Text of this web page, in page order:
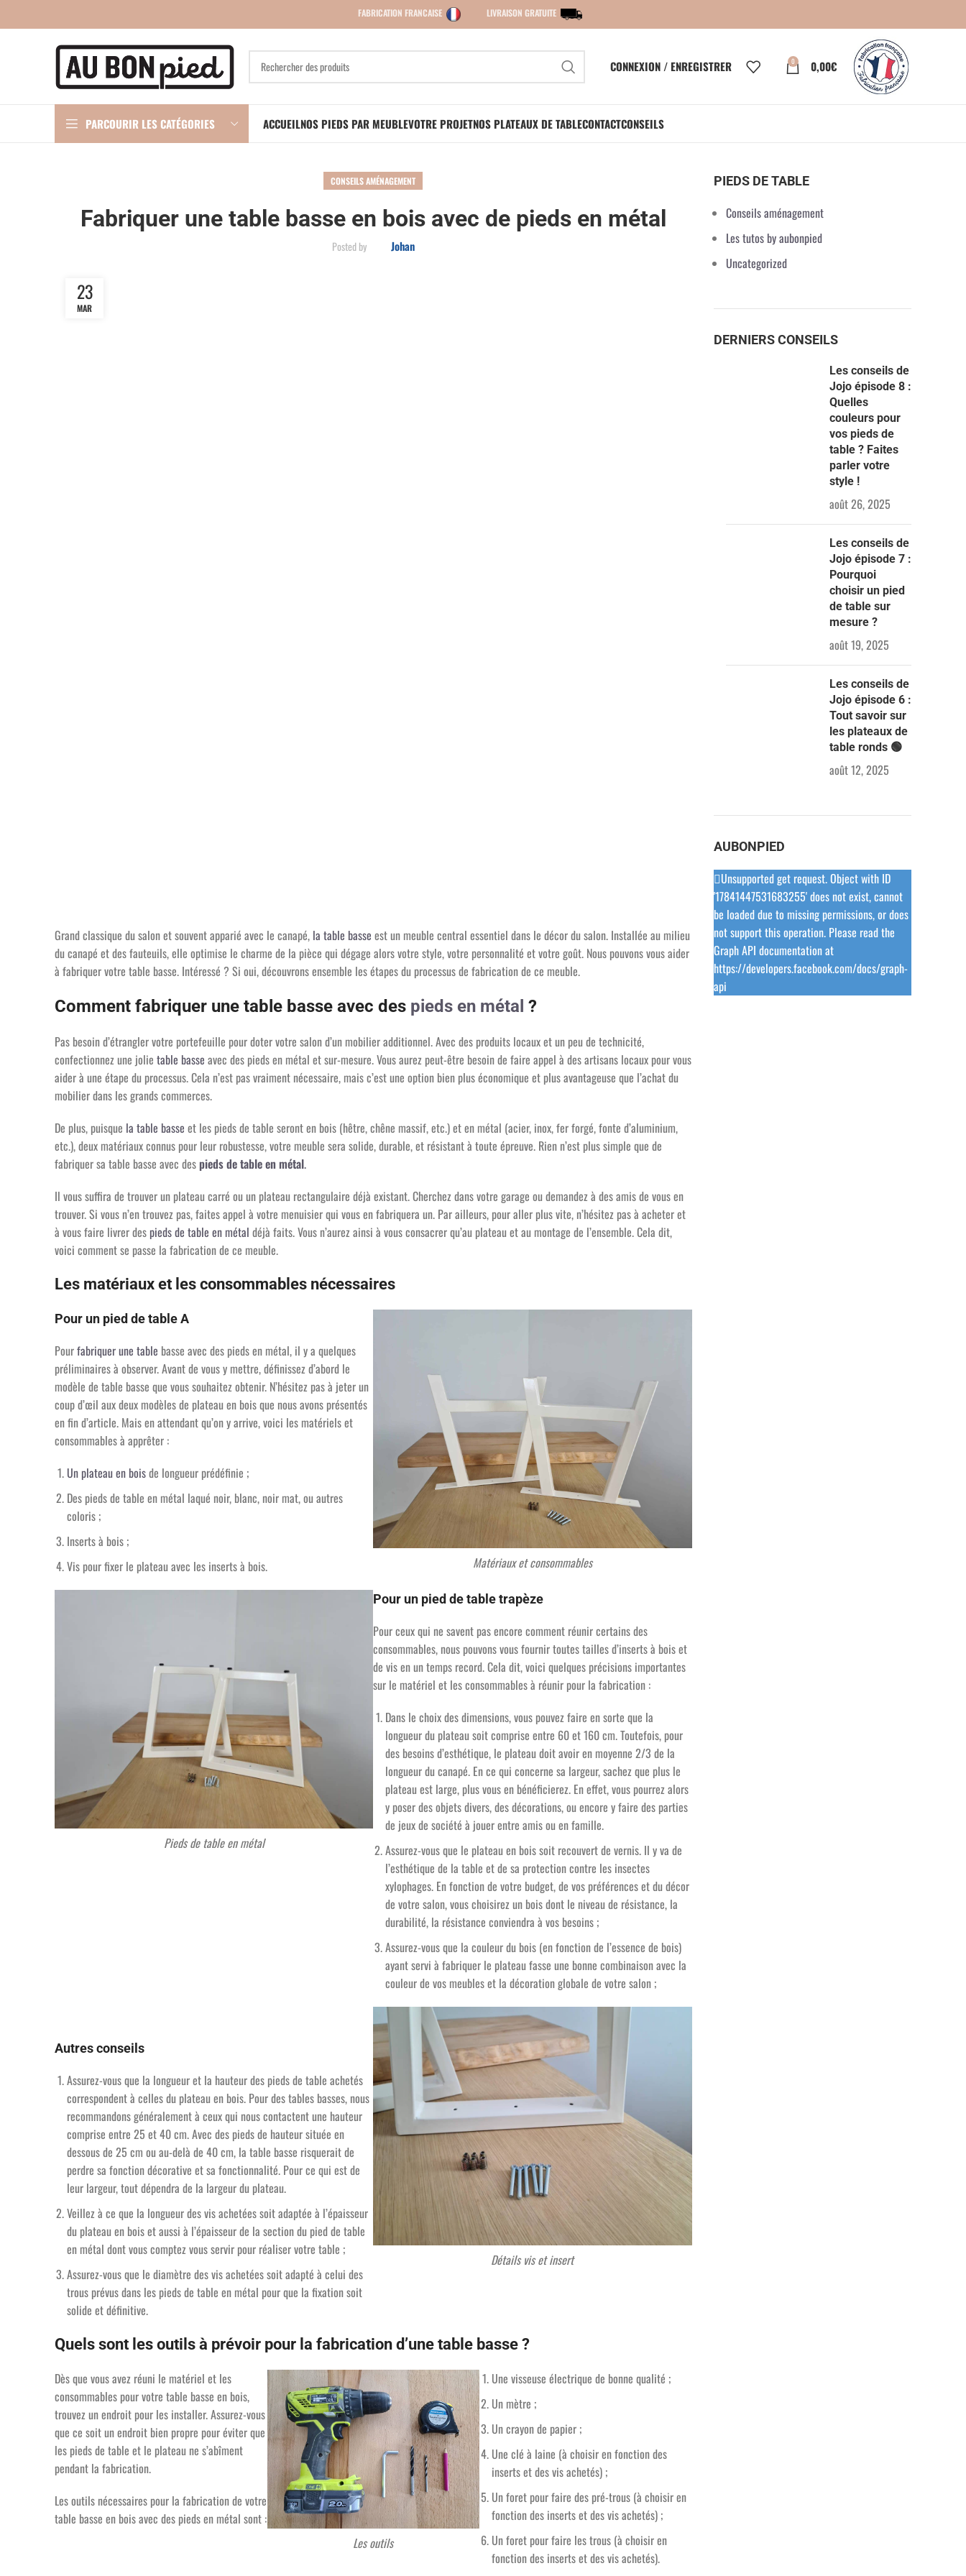
FABRICATION FRANCAISE LIVRAISON GRATUITE
CONNEXION / ENREGISTRER 0 0,00€
PARCOURIR LES CATÉGORIES ACCUEILNOS PIEDS PAR MEUBLEVOTRE PROJETNOS PLATEAUX DE TABLECONTACTCONSEILS
CONSEILS AMÉNAGEMENT
Fabriquer une table basse en bois avec de pieds en métal
Posted by Johan
23
MAR
Grand classique du salon et souvent apparié avec le canapé, la table basse est un meuble central essentiel dans le décor du salon. Installée au milieu
du canapé et des fauteuils, elle optimise le charme de la pièce qui dégage alors votre style, votre personnalité et votre goût. Nous pouvons vous aider
à fabriquer votre table basse. Intéressé ? Si oui, découvrons ensemble les étapes du processus de fabrication de ce meuble.
Comment fabriquer une table basse avec des pieds en métal ?
Pas besoin d’étrangler votre portefeuille pour doter votre salon d’un mobilier additionnel. Avec des produits locaux et un peu de technicité,
confectionnez une jolie table basse avec des pieds en métal et sur-mesure. Vous aurez peut-être besoin de faire appel à des artisans locaux pour vous
aider à une étape du processus. Cela n’est pas vraiment nécessaire, mais c’est une option bien plus économique et plus avantageuse que l’achat du
mobilier dans les grands commerces.
De plus, puisque la table basse et les pieds de table seront en bois (hêtre, chêne massif, etc.) et en métal (acier, inox, fer forgé, fonte d’aluminium,
etc.), deux matériaux connus pour leur robustesse, votre meuble sera solide, durable, et résistant à toute épreuve. Rien n’est plus simple que de
fabriquer sa table basse avec despieds de table en métal.
Il vous suffira de trouver un plateau carré ou un plateau rectangulaire déjà existant. Cherchez dans votre garage ou demandez à des amis de vous en
trouver. Si vous n’en trouvez pas, faites appel à votre menuisier qui vous en fabriquera un. Par ailleurs, pour aller plus vite, n’hésitez pas à acheter et
à vous faire livrer despieds de table en métal déjà faits. Vous n’aurez ainsi à vous consacrer qu’au plateau et au montage de l’ensemble. Cela dit,
voici comment se passe la fabrication de ce meuble.
Les matériaux et les consommables nécessaires
Pour un pied de table A
Pourfabriquer une table basse avec des pieds en métal, il y a quelques
préliminaires à observer. Avant de vous y mettre, définissez d’abord le
modèle de table basse que vous souhaitez obtenir. N’hésitez pas à jeter un
coup d’œil aux deux modèles de plateau en bois que nous avons présentés
en fin d’article. Mais en attendant qu’on y arrive, voici les matériels et
consommables à apprêter :
Un plateau en boisde longueur prédéfinie ;
Des pieds de table en métal laqué noir, blanc, noir mat, ou autres
coloris ;
Inserts à bois ;
Vis pour fixer le plateau avec les inserts à bois.
Matériaux et consommables
Pieds de table en métal
Pour un pied de table trapèze
Pour ceux qui ne savent pas encore comment réunir certains des
consommables, nous pouvons vous fournir toutes tailles d’inserts à bois et
de vis en un temps record. Cela dit, voici quelques précisions importantes
sur le matériel et les consommables à réunir pour la fabrication :
Dans le choix des dimensions, vous pouvez faire en sorte que la
longueur du plateau soit comprise entre 60 et 160 cm. Toutefois, pour
des besoins d’esthétique, le plateau doit avoir en moyenne 2/3 de la
longueur du canapé. En ce qui concerne sa largeur, sachez que plus le
plateau est large, plus vous en bénéficierez. En effet, vous pourrez alors
y poser des objets divers, des décorations, ou encore y faire des parties
de jeux de société à jouer entre amis ou en famille.
Assurez-vous que le plateau en bois soit recouvert de vernis. Il y va de
l’esthétique de la table et de sa protection contre les insectes
xylophages. En fonction de votre budget, de vos préférences et du décor
de votre salon, vous choisirez un bois dont le niveau de résistance, la
durabilité, la résistance conviendra à vos besoins ;
Assurez-vous que la couleur du bois (en fonction de l’essence de bois)
ayant servi à fabriquer le plateau fasse une bonne combinaison avec la
couleur de vos meubles et la décoration globale de votre salon ;
Autres conseils
Assurez-vous que la longueur et la hauteur des pieds de table achetés
correspondent à celles du plateau en bois. Pour des tables basses, nous
recommandons généralement à ceux qui nous contactent une hauteur
comprise entre 25 et 40 cm. Avec des pieds de hauteur située en
dessous de 25 cm ou au-delà de 40 cm, la table basse risquerait de
perdre sa fonction décorative et sa fonctionnalité. Pour ce qui est de
leur largeur, tout dépendra de la largeur du plateau.
Veillez à ce que la longueur des vis achetées soit adaptée à l’épaisseur
du plateau en bois et aussi à l’épaisseur de la section du pied de table
en métal dont vous comptez vous servir pour réaliser votre table ;
Assurez-vous que le diamètre des vis achetées soit adapté à celui des
trous prévus dans les pieds de table en métal pour que la fixation soit
solide et définitive.
Détails vis et insert
Quels sont les outils à prévoir pour la fabrication d’une table basse ?
Dès que vous avez réuni le matériel et les
consommables pour votre table basse en bois,
trouvez un endroit pour les installer. Assurez-vous
que ce soit un endroit bien propre pour éviter que
les pieds de table et le plateau ne s’abîment
pendant la fabrication.
Les outils nécessaires pour la fabrication de votre
table basse en bois avec des pieds en métal sont :
Les outils
Une visseuse électrique de bonne qualité ;
Un mètre ;
Un crayon de papier ;
Une clé à laine (à choisir en fonction des
inserts et des vis achetés) ;
Un foret pour faire des pré-trous (à choisir en
fonction des inserts et des vis achetés) ;
Un foret pour faire les trous (à choisir en
fonction des inserts et des vis achetés).
PIEDS DE TABLE
Conseils aménagement
Les tutos by aubonpied
Uncategorized
DERNIERS CONSEILS
Les conseils de
Jojo épisode 8 :
Quelles
couleurs pour
vos pieds de
table ? Faites
parler votre
style !
août 26, 2025
Les conseils de
Jojo épisode 7 :
Pourquoi
choisir un pied
de table sur
mesure ?
août 19, 2025
Les conseils de
Jojo épisode 6 :
Tout savoir sur
les plateaux de
table ronds 🟢
août 12, 2025
AUBONPIED
Unsupported get request. Object with ID
'17841447531683255' does not exist, cannot
be loaded due to missing permissions, or does
not support this operation. Please read the
Graph API documentation at
https://developers.facebook.com/docs/graph-
api